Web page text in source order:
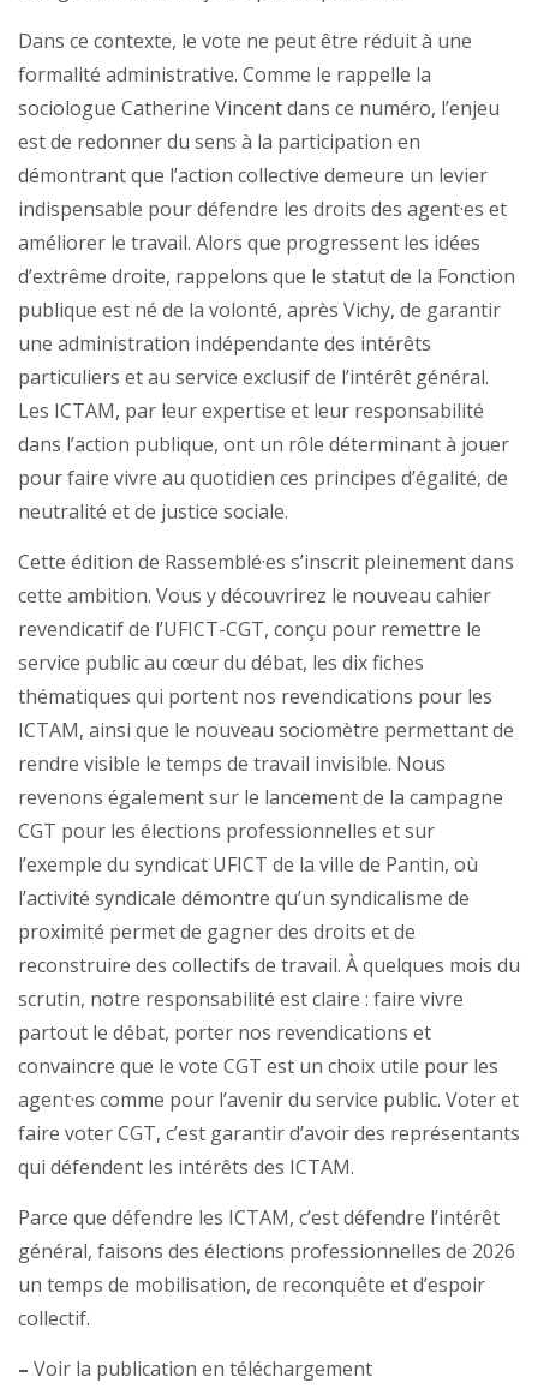
Dans ce contexte, le vote ne peut être réduit à une
formalité administrative. Comme le rappelle la
sociologue Catherine Vincent dans ce numéro, l’enjeu
est de redonner du sens à la participation en
démontrant que l’action collective demeure un levier
indispensable pour défendre les droits des agent·es et
améliorer le travail. Alors que progressent les idées
d’extrême droite, rappelons que le statut de la Fonction
publique est né de la volonté, après Vichy, de garantir
une administration indépendante des intérêts
particuliers et au service exclusif de l’intérêt général.
Les ICTAM, par leur expertise et leur responsabilité
dans l’action publique, ont un rôle déterminant à jouer
pour faire vivre au quotidien ces principes d’égalité, de
neutralité et de justice sociale.
Cette édition de Rassemblé·es s’inscrit pleinement dans
cette ambition. Vous y découvrirez le nouveau cahier
revendicatif de l’UFICT-CGT, conçu pour remettre le
service public au cœur du débat, les dix fiches
thématiques qui portent nos revendications pour les
ICTAM, ainsi que le nouveau sociomètre permettant de
rendre visible le temps de travail invisible. Nous
revenons également sur le lancement de la campagne
CGT pour les élections professionnelles et sur
l’exemple du syndicat UFICT de la ville de Pantin, où
l’activité syndicale démontre qu’un syndicalisme de
proximité permet de gagner des droits et de
reconstruire des collectifs de travail. À quelques mois du
scrutin, notre responsabilité est claire : faire vivre
partout le débat, porter nos revendications et
convaincre que le vote CGT est un choix utile pour les
agent·es comme pour l’avenir du service public. Voter et
faire voter CGT, c’est garantir d’avoir des représentants
qui défendent les intérêts des ICTAM.
Parce que défendre les ICTAM, c’est défendre l’intérêt
général, faisons des élections professionnelles de 2026
un temps de mobilisation, de reconquête et d’espoir
collectif.
– Voir la publication en téléchargement